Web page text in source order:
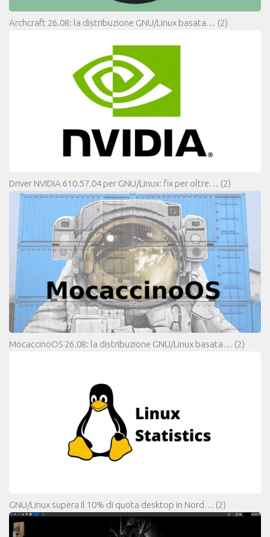
Archcraft 26.08: la distribuzione GNU/Linux basata… (2)
Driver NVIDIA 610.57.04 per GNU/Linux: fix per oltre… (2)
MocaccinoOS 26.08: la distribuzione GNU/Linux basata… (2)
GNU/Linux supera il 10% di quota desktop in Nord… (2)